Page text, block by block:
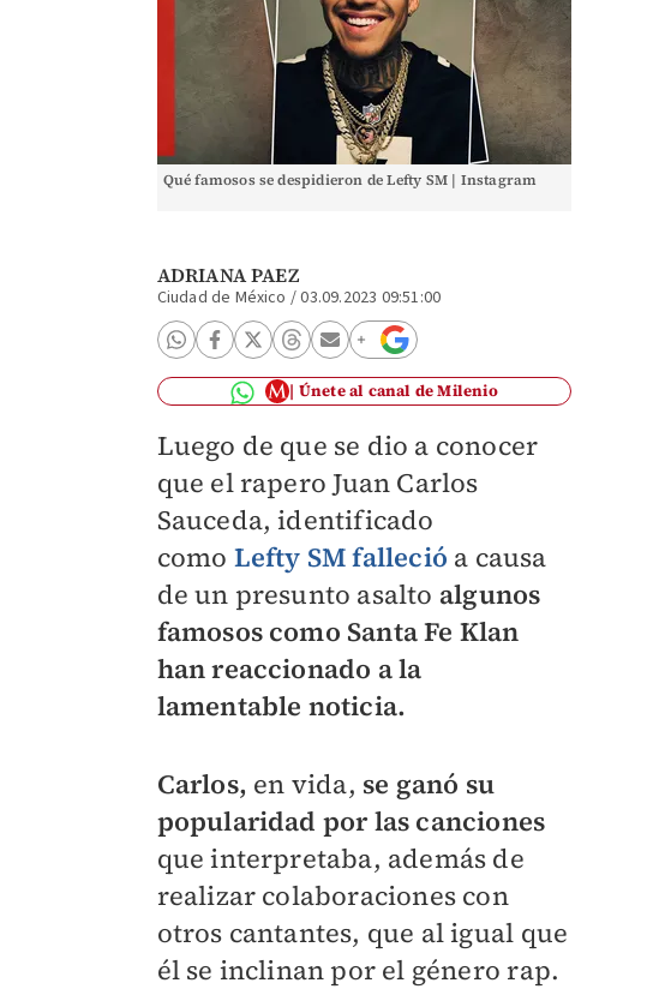
Qué famosos se despidieron de Lefty SM | Instagram
ADRIANA PAEZ
Ciudad de México /03.09.2023 09:51:00
Únete al canal de Milenio
Luego de que se dio a conocer
que el raperoJuan Carlos
Sauceda, identificado
como Lefty SM falleció a causa
de un presunto asalto algunos
famosos como Santa Fe Klan
han reaccionado a la
lamentable noticia.
Carlos, en vida, se ganó su
popularidad por las canciones
que interpretaba, además de
realizar colaboraciones con
otros cantantes, que al igual que
él se inclinan por el género rap.